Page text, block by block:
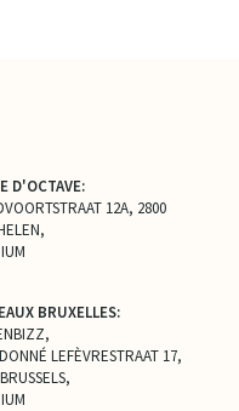
D'OCTAVE:
12A, 2800
BRUXELLES:
LEFÈVRESTRAAT 17,